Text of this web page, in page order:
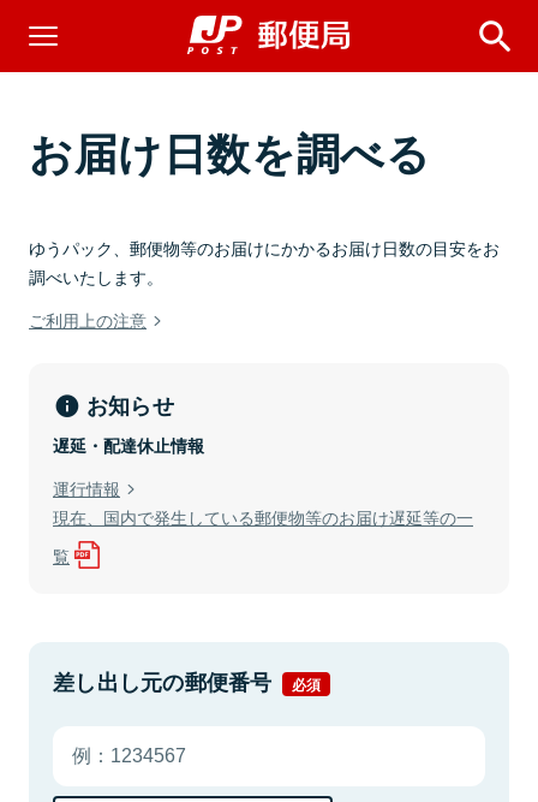
お届け日数を調べる
ゆうパック、郵便物等のお届けにかかるお届け日数の目安をお
調べいたします。
ご利用上の注意
お知らせ
遅延・配達休止情報
運行情報
現在、国内で発生している郵便物等のお届け遅延等の一
覧
差し出し元の郵便番号 必須